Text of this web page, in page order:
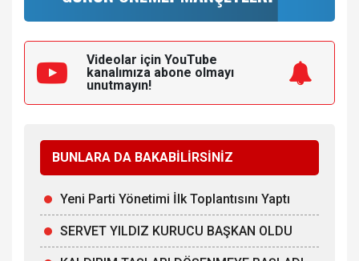
Videolar için YouTube
kanalımıza abone olmayı
unutmayın!
BUNLARA DA BAKABİLİRSİNİZ
Yeni Parti Yönetimi İlk Toplantısını Yaptı
SERVET YILDIZ KURUCU BAŞKAN OLDU